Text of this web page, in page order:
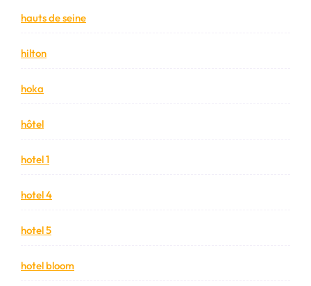
hauts de seine
hilton
hoka
hôtel
hotel 1
hotel 4
hotel 5
hotel bloom